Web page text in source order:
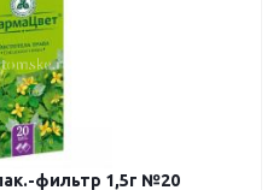
фильтр 1,5г №20